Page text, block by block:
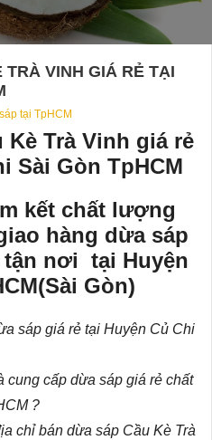
VINH GIÁ RẺ TẠI
tại TpHCM
Kè Trà Vinh giá rẻ
Sài Gòn TpHCM
kết chất lượng
hàng dừa sáp
tận nơi tại Huyện
Gòn)
sáp giá rẻ tại Huyện Củ Chi
cung cấp dừa sáp giá rẻ chất
?
chỉ bán dừa sáp Cầu Kè Trà